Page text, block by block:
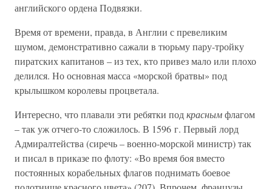
английского ордена Подвязки.
Время от времени, правда, в Англии с превеликим
шумом, демонстративно сажали в тюрьму пару-тройку
пиратских капитанов – из тех, кто привез мало или плохо
делился. Но основная масса «морской братвы» под
крылышком королевы процветала.
Интересно, что плавали эти ребятки подкраснымфлагом
– так уж отчего-то сложилось. В 1596 г. Первый лорд
Адмиралтейства (сиречь – военно-морской министр) так
и писал в приказе по флоту: «Во время боя вместо
постоянных корабельных флагов поднимать боевое